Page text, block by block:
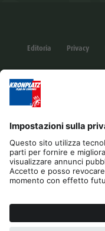
Editoria Privacy